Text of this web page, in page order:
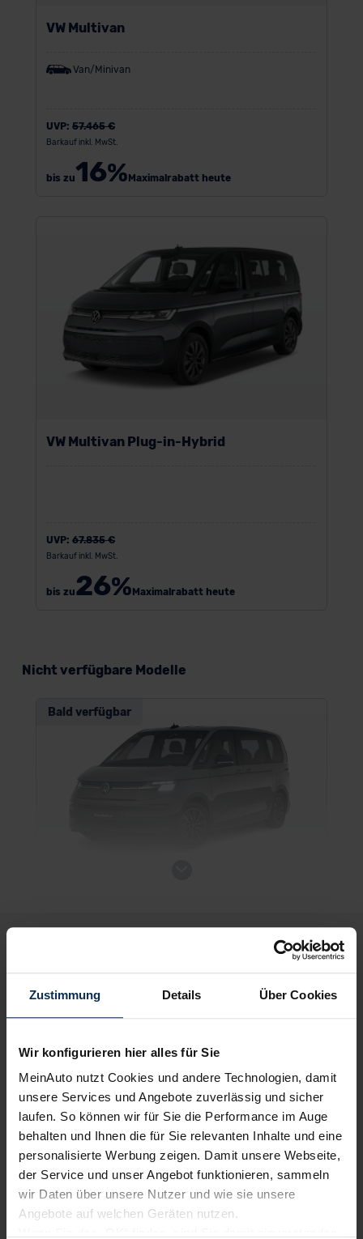
Zustimmung Details Über Cookies
Wir konfigurieren hier alles für Sie
MeinAuto nutzt Cookies und andere Technologien, damit
unsere Services und Angebote zuverlässig und sicher
laufen. So können wir für Sie die Performance im Auge
behalten und Ihnen die für Sie relevanten Inhalte und eine
personalisierte Werbung zeigen. Damit unsere Webseite,
der Service und unser Angebot funktionieren, sammeln
wir Daten über unsere Nutzer und wie sie unsere
Angebote auf welchen Geräten nutzen.
VW Multivan
Van/Minivan
UVP: 57.465 €
Barkauf inkl. MwSt.
bis zu16% Maximalrabatt heute
VW Multivan Plug-in-Hybrid
UVP: 67.835 €
Barkauf inkl. MwSt.
bis zu26%Maximalrabatt heute
Nicht verfügbare Modelle
Bald verfügbar
Verkauf startet in Kürze
Bald verfügbar
Nur deutsche Neuwagen,keine EU-Reimporte
Alle Zahlungsarten:Barkauf, Finanzierung, Leasing